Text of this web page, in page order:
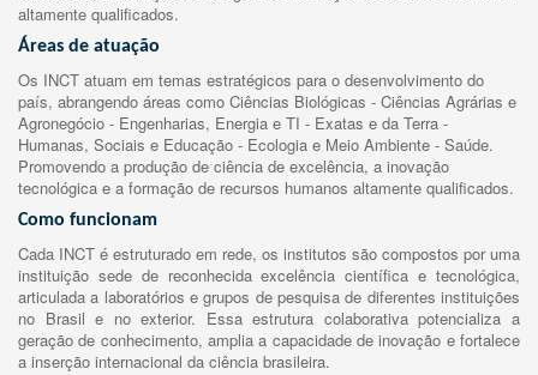
altamente qualificados.
Áreas de atuação
Os INCT atuam em temas estratégicos para o desenvolvimento do
país, abrangendo áreas como Ciências Biológicas - Ciências Agrárias e
Agronegócio - Engenharias, Energia e TI - Exatas e da Terra -
Humanas, Sociais e Educação - Ecologia e Meio Ambiente - Saúde.
Promovendo a produção de ciência de excelência, a inovação
tecnológica e a formação de recursos humanos altamente qualificados.
Como funcionam
Cada INCT é estruturado em rede, os institutos são compostos por uma
instituição sede de reconhecida excelência científica e tecnológica,
articulada a laboratórios e grupos de pesquisa de diferentes instituições
no Brasil e no exterior. Essa estrutura colaborativa potencializa a
geração de conhecimento, amplia a capacidade de inovação e fortalece
a inserção internacional da ciência brasileira.